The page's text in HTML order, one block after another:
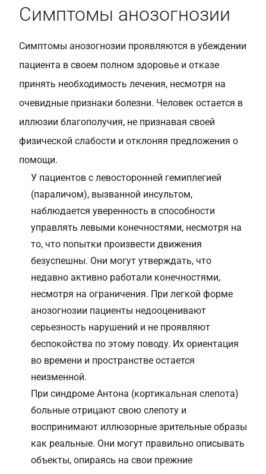
Симптомы анозогнозии
Симптомы анозогнозии проявляются в убеждении
пациента в своем полном здоровье и отказе
принять необходимость лечения, несмотря на
очевидные признаки болезни. Человек остается в
иллюзии благополучия, не признавая своей
физической слабости и отклоняя предложения о
помощи.
У пациентов с левосторонней гемиплегией
(параличом), вызванной инсультом,
наблюдается уверенность в способности
управлять левыми конечностями, несмотря на
то, что попытки произвести движения
безуспешны. Они могут утверждать, что
недавно активно работали конечностями,
несмотря на ограничения. При легкой форме
анозогнозии пациенты недооценивают
серьезность нарушений и не проявляют
беспокойства по этому поводу. Их ориентация
во времени и пространстве остается
неизменной.
При синдроме Антона (кортикальная слепота)
больные отрицают свою слепоту и
воспринимают иллюзорные зрительные образы
как реальные. Они могут правильно описывать
объекты, опираясь на свои прежние